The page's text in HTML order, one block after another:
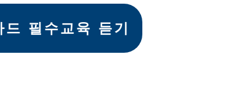
필수교육 듣기